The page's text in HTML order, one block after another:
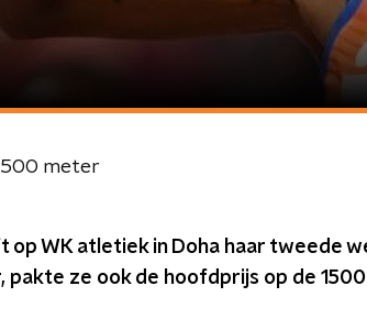
meter
op WK atletiek in Doha haar tweede
pakte ze ook de hoofdprijs op de